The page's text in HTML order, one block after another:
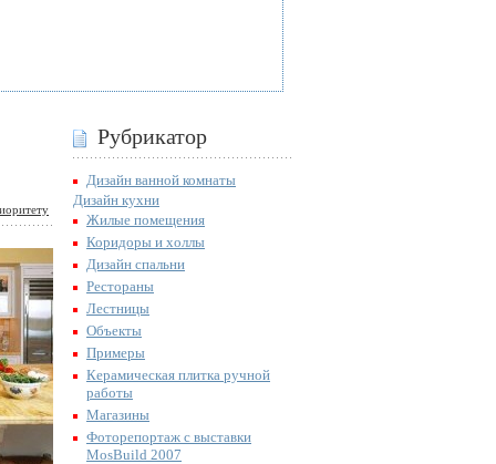
Рубрикатор
Дизайн ванной комнаты
Дизайн кухни
Жилые помещения
Коридоры и холлы
Дизайн спальни
Рестораны
Лестницы
Объекты
Примеры
Керамическая плитка ручной
работы
Магазины
Фоторепортаж с выставки
MosBuild 2007